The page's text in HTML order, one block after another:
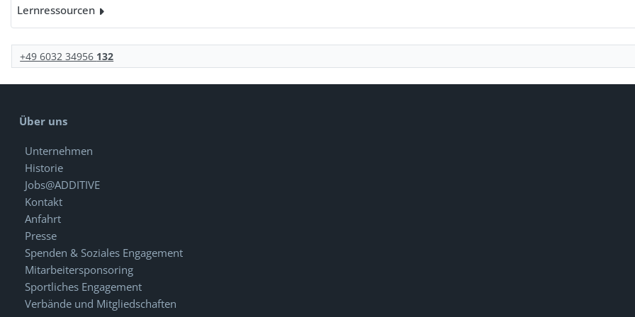
Lernressourcen
+49 6032 34956 132
Über uns
Unternehmen
Historie
Jobs@ADDITIVE
Kontakt
Anfahrt
Presse
Spenden & Soziales Engagement
Mitarbeitersponsoring
Sportliches Engagement
Verbände und Mitgliedschaften